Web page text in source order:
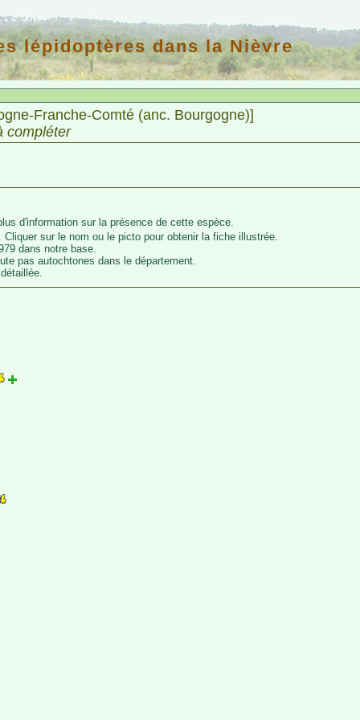
lépidoptères dans la Nièvre
Franche-Comté (anc. Bourgogne)]
compléter
d'information sur la présence de cette espèce.
sur le nom ou le picto pour obtenir la fiche illustrée.
dans notre base.
pas autochtones dans le département.